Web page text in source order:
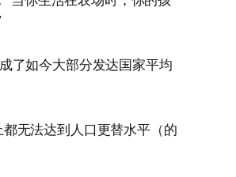
了如今大部分发达国家平均
无法达到人口更替水平（的